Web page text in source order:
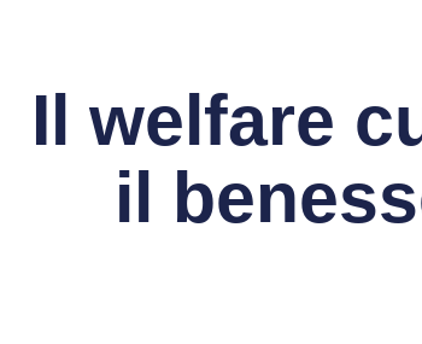
Il welfare
il